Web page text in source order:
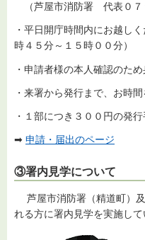
（芦屋市消防署 代表０７
・平日開庁時間内にお越し
時４５分～１５時００分）
・申請者様の本人確認のた
・来署から発行まで、お時
・１部につき３００円の発
➡ 申請・届出のページ
③署内見学について
芦屋市消防署（精道町）
れる方に署内見学を実施して